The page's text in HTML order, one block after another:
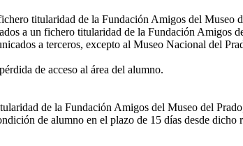
titularidad de la Fundación Amigos del Museo
a un fichero titularidad de la Fundación
a terceros, excepto al Museo Nacional del
de acceso al área del alumno.
de la Fundación Amigos del Museo del
de alumno en el plazo de 15 días desde dicho